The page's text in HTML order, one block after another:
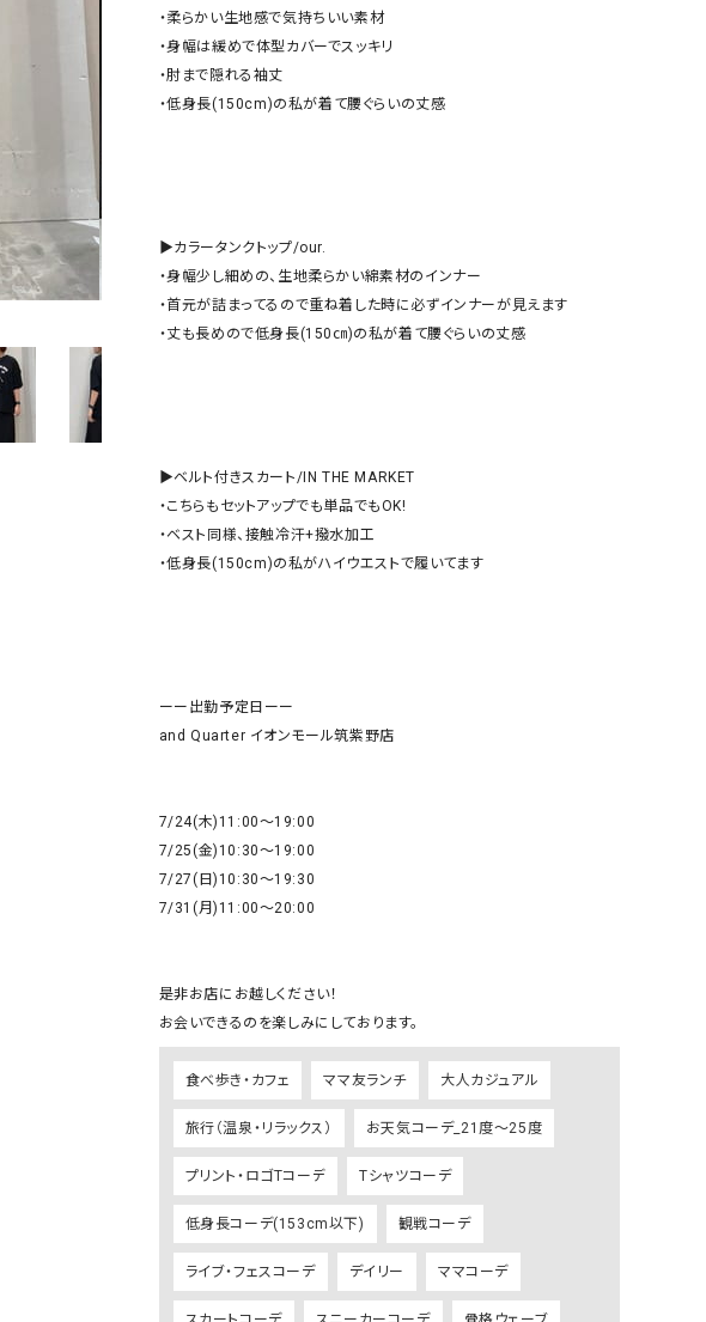
セサリー
ス・その他雑貨
グッズ
Antiquite's（アンティークス）
Audition（オーディション）
ORDINARY FITS（オーディ
Champion（チャンピオン）
Emma Taylor（エマテイラー）
GO TO HOLLYWOOD（ゴートゥーハリウ
ッド）
G-STAR RAW（ジースターロウ）
GRAMICCI（グラミチ）
Gives a sense of fullment +phenix（フェニックス）
HUNTER（ハンター）
ICHI（イチ）
ILIMA（イリマ）
・柔らかい生地感で気持ちいい素材
・身幅は緩めで体型カバーでスッキリ
・肘まで隠れる袖丈
・低身長(150cm)の私が着て腰ぐらいの丈感
▶︎カラータンクトップ/our.
・身幅少し細めの、生地柔らかい綿素材のインナー
・首元が詰まってるので重ね着した時に必ずインナーが見えます
・丈も長めので低身長(150㎝)の私が着て腰ぐらいの丈感
▶︎ベルト付きスカート/IN THE MARKET
・こちらもセットアップでも単品でもOK!
・ベスト同様、接触冷汗+撥水加工
・低身長(150cm)の私がハイウエストで履いてます
ーー出勤予定日ーー
and Quarter イオンモール筑紫野店
7/24(木)11:00〜19:00
7/25(金)10:30〜19:00
7/27(日)10:30〜19:30
7/31(月)11:00〜20:00
是非お店にお越しください！
お会いできるのを楽しみにしております。
食べ歩き・カフェ ママ友ランチ 大人カジュアル
旅行（温泉・リラックス） お天気コーデ_21度～25度
プリント・ロゴTコーデ Tシャツコーデ
低身長コーデ(153cm以下) 観戦コーデ
ライブ・フェスコーデ デイリー ママコーデ